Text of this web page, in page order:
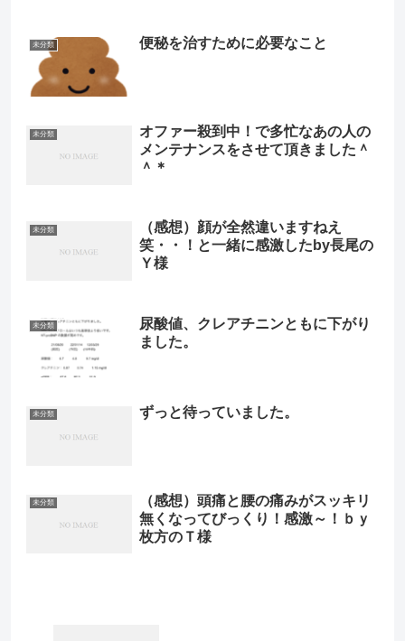
未分類 便秘を治すために必要なこと
未分類
オファー殺到中！で多忙なあの人の
メンテナンスをさせて頂きました＾
＾＊
未分類
（感想）顔が全然違いますねえ
笑・・！と一緒に感激したby長尾の
Ｙ様
未分類
尿酸値、クレアチニンともに下がり
ました。
未分類 ずっと待っていました。
未分類
（感想）頭痛と腰の痛みがスッキリ
無くなってびっくり！感激～！ｂｙ
枚方のＴ様